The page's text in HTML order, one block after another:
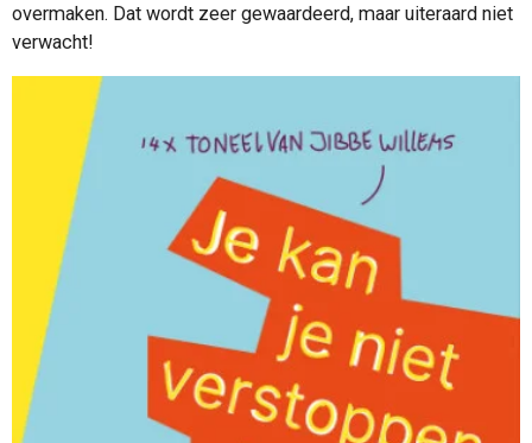
overmaken. Dat wordt zeer gewaardeerd, maar uiteraard niet
verwacht!